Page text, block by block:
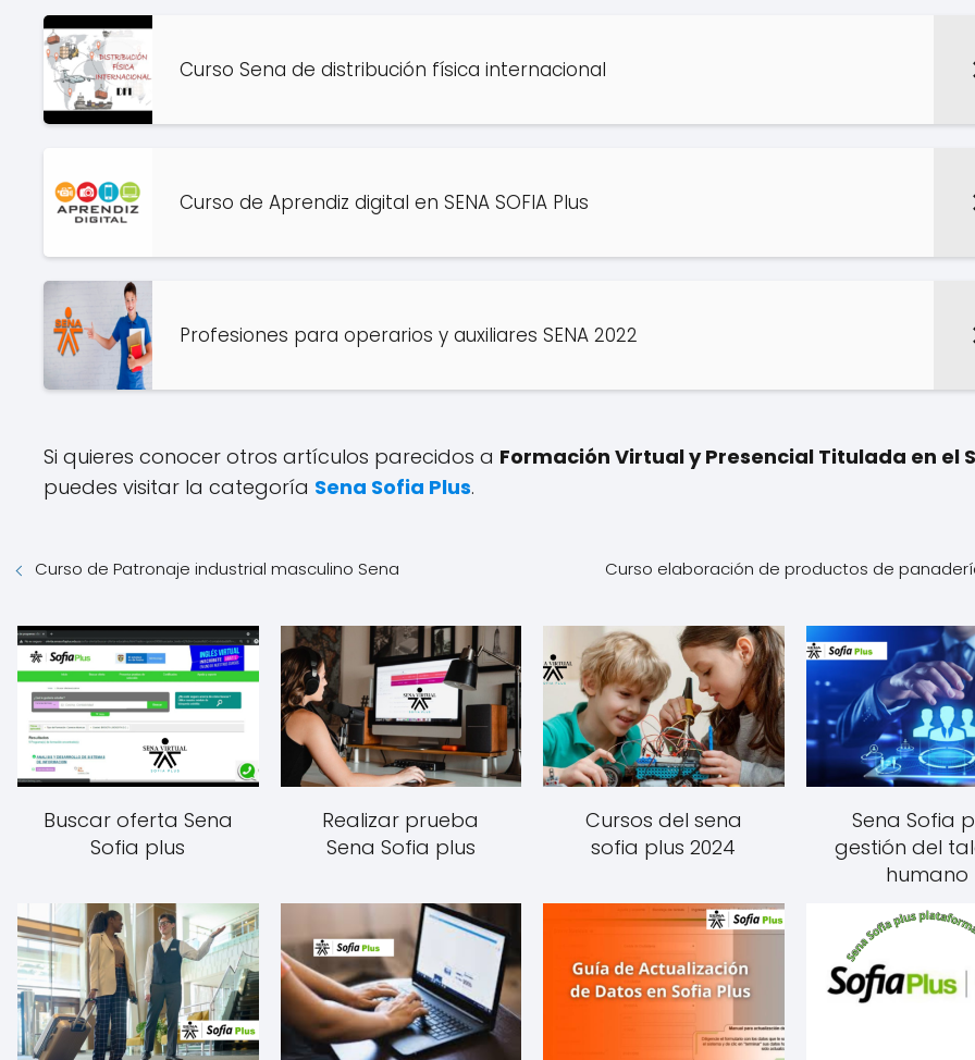
Curso Sena de distribución física internacional
Curso de Aprendiz digital en SENA SOFIA Plus
Profesiones para operarios y auxiliares SENA 2022
Si quieres conocer otros artículos parecidos a Formación Virtual y Presencial Titulada en el
puedes visitar la categoría Sena Sofia Plus.
Curso de Patronaje industrial masculino Sena Curso elaboración de productos de
Buscar oferta Sena
Sofia plus
Realizar prueba
Sena Sofia plus
Cursos del sena
sofia plus 2024
Sena Sofia
gestión del
humano